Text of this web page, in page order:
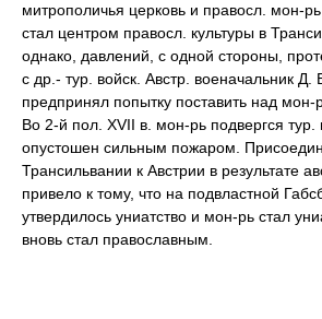
митрополичья церковь и правосл. мон-
стал центром правосл. культуры в
однако, давлений, с одной стороны,
с др.- тур. войск. Австр. военачальник Д.
предпринял попытку поставить над мон-
Во 2-й пол. XVII в. мон-рь подвергся
опустошен сильным пожаром.
Трансильвании к Австрии в результате
привело к тому, что на подвластной
утвердилось униатство и мон-рь стал
вновь стал православным.